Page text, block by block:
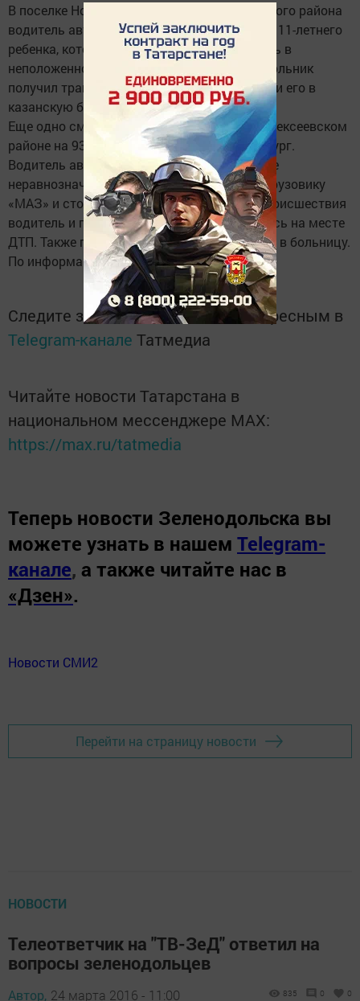
В поселке Новониколаевский Зеленодольского района
водитель автомобиля «Тойота Камри» сбил 11-летнего
ребенка, который перебегал проезжую часть в
неположенном месте. В результате ДТП школьник
получил травмы, медики госпитализировали его в
казанскую больницу.
Еще одно смертельное ДТП произошло в Алексеевском
районе на 93 км автодороги Казань - Оренбург.
Водитель автомобиля «ВАЗ» на перекрестке
неравнозначных дорог не уступил дорогу грузовику
«МАЗ» и столкнулся с ним. В результате происшествия
водитель и пассажир легковушки скончались на месте
ДТП. Также пассажирка «ВАЗа» доставлена в больницу.
По информации:"События".
Следите за самым важным и интересным в
Telegram-канале Татмедиа
Читайте новости Татарстана в
национальном мессенджере MАХ:
https://max.ru/tatmedia
Теперь новости Зеленодольска вы
можете узнать в нашем Telegram-
канале, а также читайте нас в
«Дзен».
Новости СМИ2
Перейти на страницу новости
НОВОСТИ
Телеответчик на "ТВ-ЗеД" ответил на
вопросы зеленодольцев
Автор, 24 марта 2016 - 11:00 835 0 0